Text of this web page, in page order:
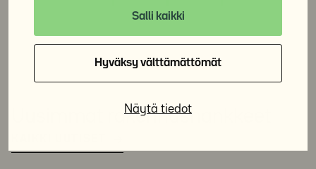
Salli kaikki
Hyväksy välttämättömät
Näytä tiedot
Uusimmat rakennushankkeet